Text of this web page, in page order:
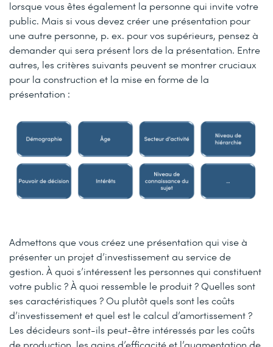
lorsque vous êtes également la personne qui invite votre
public. Mais si vous devez créer une présentation pour
une autre personne, p. ex. pour vos supérieurs, pensez à
demander qui sera présent lors de la présentation. Entre
autres, les critères suivants peuvent se montrer cruciaux
pour la construction et la mise en forme de la
présentation :
Admettons que vous créez une présentation qui vise à
présenter un projet d’investissement au service de
gestion. À quoi s’intéressent les personnes qui constituent
votre public ? À quoi ressemble le produit ? Quelles sont
ses caractéristiques ? Ou plutôt quels sont les coûts
d’investissement et quel est le calcul d’amortissement ?
Les décideurs sont-ils peut-être intéressés par les coûts
de production, les gains d’efficacité et l’augmentation de